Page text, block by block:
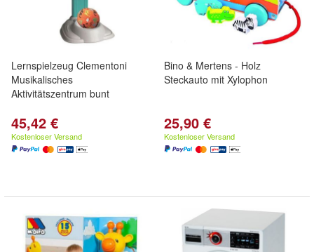
Lernspielzeug Clementoni
Musikalisches
Aktivitätszentrum bunt
45,42 €
Kostenloser Versand
Bino & Mertens - Holz
Steckauto mit Xylophon
25,90 €
Kostenloser Versand